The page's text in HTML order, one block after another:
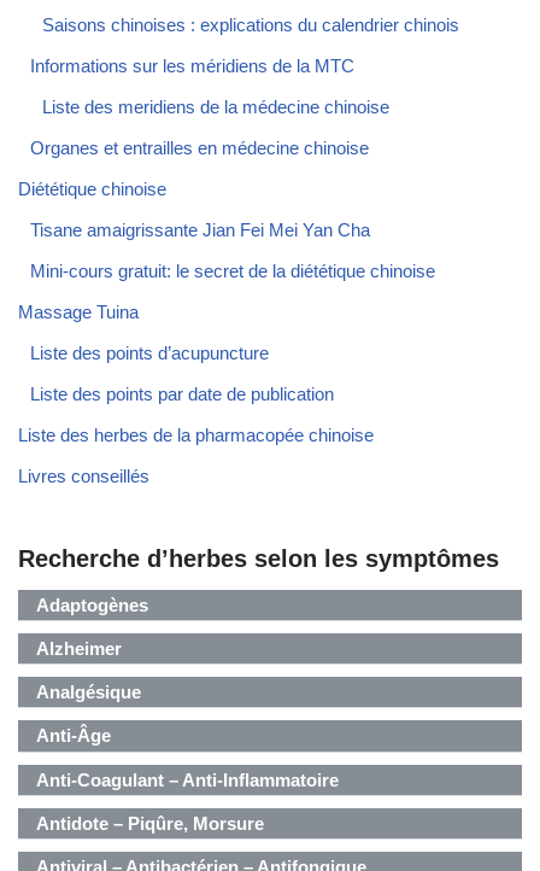
Saisons chinoises : explications du calendrier chinois
Informations sur les méridiens de la MTC
Liste des meridiens de la médecine chinoise
Organes et entrailles en médecine chinoise
Diététique chinoise
Tisane amaigrissante Jian Fei Mei Yan Cha
Mini-cours gratuit: le secret de la diététique chinoise
Massage Tuina
Liste des points d’acupuncture
Liste des points par date de publication
Liste des herbes de la pharmacopée chinoise
Livres conseillés
Recherche d’herbes selon les symptômes
Adaptogènes
Alzheimer
Analgésique
Anti-Âge
Anti-Coagulant – Anti-Inflammatoire
Antidote – Piqûre, Morsure